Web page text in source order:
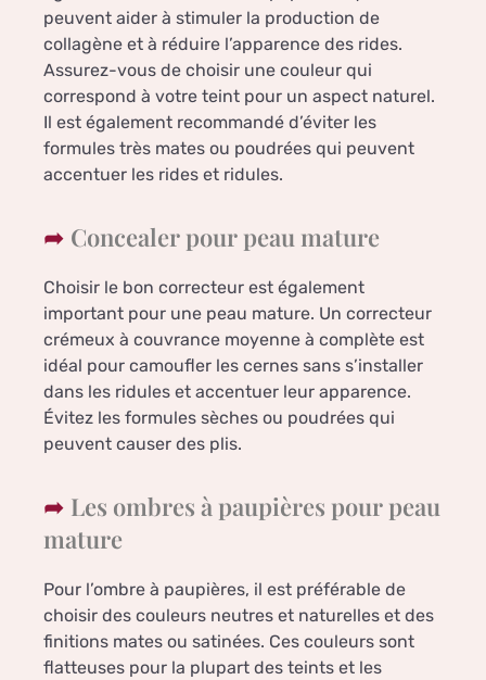
peuvent aider à stimuler la production de
collagène et à réduire l’apparence des rides.
Assurez-vous de choisir une couleur qui
correspond à votre teint pour un aspect naturel.
Il est également recommandé d’éviter les
formules très mates ou poudrées qui peuvent
accentuer les rides et ridules.
Concealer pour peau mature
Choisir le bon correcteur est également
important pour une peau mature. Un correcteur
crémeux à couvrance moyenne à complète est
idéal pour camoufler les cernes sans s’installer
dans les ridules et accentuer leur apparence.
Évitez les formules sèches ou poudrées qui
peuvent causer des plis.
Les ombres à paupières pour peau
mature
Pour l’ombre à paupières, il est préférable de
choisir des couleurs neutres et naturelles et des
finitions mates ou satinées. Ces couleurs sont
flatteuses pour la plupart des teints et les